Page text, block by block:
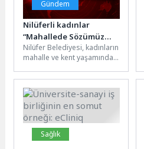
Gündem
Nilüferli kadınlar
“Mahallede Sözümüz
Var” diyerek kent
yönetimine katılıyor
Nilüfer Belediyesi, kadınların
mahalle ve kent yaşamındaki
amacıyla “Mahallede
Sözümüz, Nilüfer’de
Gücümüz Var!”...
Sağlık